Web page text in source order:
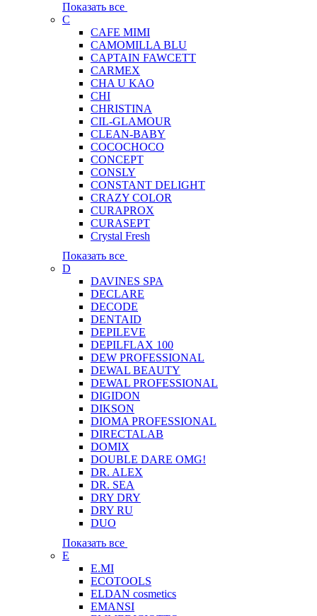
Показать все
C
CAFE MIMI
CAMOMILLA BLU
CAPTAIN FAWCETT
CARMEX
CHA U KAO
CHI
CHRISTINA
CIL-GLAMOUR
CLEAN-BABY
COCOCHOCO
CONCEPT
CONSLY
CONSTANT DELIGHT
CRAZY COLOR
CURAPROX
CURASEPT
Crystal Fresh
Показать все
D
DAVINES SPA
DECLARE
DECODE
DENTAID
DEPILEVE
DEPILFLAX 100
DEW PROFESSIONAL
DEWAL BEAUTY
DEWAL PROFESSIONAL
DIGIDON
DIKSON
DIOMA PROFESSIONAL
DIRECTALAB
DOMIX
DOUBLE DARE OMG!
DR. ALEX
DR. SEA
DRY DRY
DRY RU
DUO
Показать все
E
E.MI
ECOTOOLS
ELDAN cosmetics
EMANSI